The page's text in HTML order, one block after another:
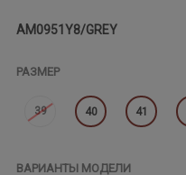
AM0951Y8/GREY
РАЗМЕР
39 40 41
ВАРИАНТЫ МОДЕЛИ